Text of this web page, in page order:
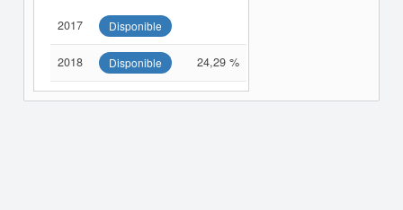
2017 Disponible
2018 Disponible 24,29 %